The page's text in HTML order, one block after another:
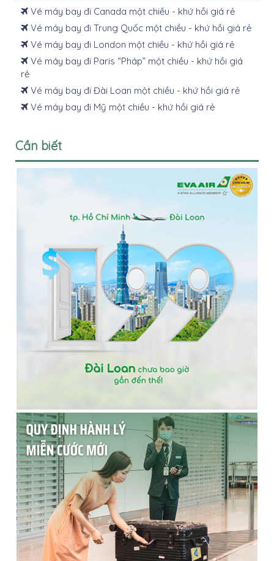
Vé máy bay đi Canada một chiều - khứ hồi giá rẻ
Vé máy bay đi Trung Quốc một chiều - khứ hồi giá rẻ
Vé máy bay đi London một chiều - khứ hồi giá rẻ
Vé máy bay đi Paris “Pháp” một chiều - khứ hồi giá
rẻ
Vé máy bay đi Đài Loan một chiều - khứ hồi giá rẻ
Vé máy bay đi Mỹ một chiều - khứ hồi giá rẻ
Cần biết